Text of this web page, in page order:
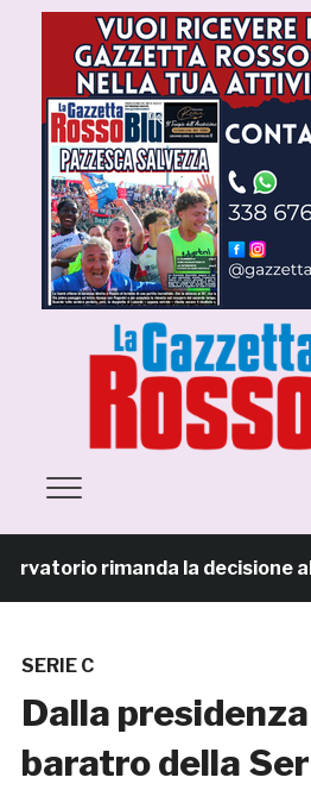
rimanda la decisione al
SERIE C
Dalla
baratro della